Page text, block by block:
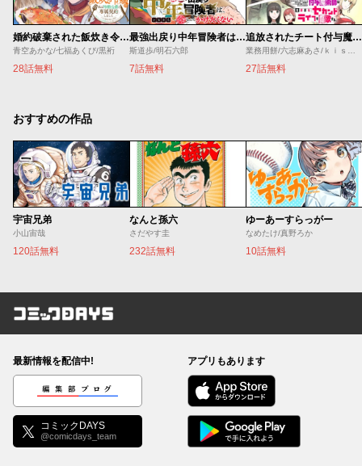
婚約破棄された飯炊き令嬢の私は冷酷公爵と専属契約しました～ですが胃袋を掴んだ結果、冷たかった公爵様がどんどん優しくなっています～
青空あかな/七福あくび/黒裄
28話無料
最強出戻り中年冒険者は、今さら命なんてかけたくない
斯道歩/明石六郎
7話無料
追放されたチート付与魔術師は気ままなセカンドライフを謳歌する。 ～俺は武器だけじゃなく、あらゆるものに『強化ポイント』を付与できるし、俺の意思でいつでも効果を解除できるけど、残った人たち大丈夫？～
業務用餅/六志麻あさ/ｋｉｓｕｉ
27話無料
おすすめの作品
宇宙兄弟
小山宙哉
120話無料
なんと孫六
さだやす圭
232話無料
ゆーあーすらっがー
なめたけ/真野ろか
10話無料
コミックDAYS
最新情報を配信中!
編集部ブログ
コミックDAYS
@comicdays_team
アプリもあります